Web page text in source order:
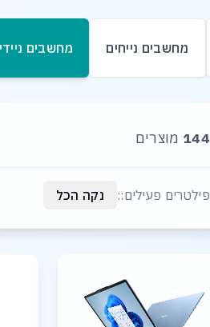
מחשבים נייחים מחשבים
144 מוצרים
פילטרים פעילים:: נקה הכל